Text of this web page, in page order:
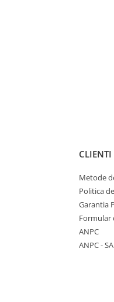
CLIENTI
Metode
Politica
Garantia
Formular
ANPC
ANPC -